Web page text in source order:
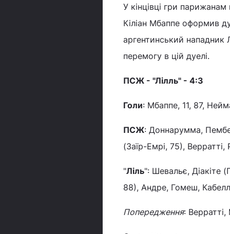
У кінцівці гри
Кіліан Мбаппе оформив
аргентинський
перемогу в цій дуелі.
ПСЖ - "Лілль" - 4:3
Голи: Мбаппе, 11, 87,
ПСЖ: Доннарумма,
(Заїр-Емрі, 75),
"Ліль": Шевальє, Діакіте
88), Андре, Гомеш,
Попередження: